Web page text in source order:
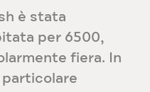
è stata
per 6500,
fiera. In
particolare